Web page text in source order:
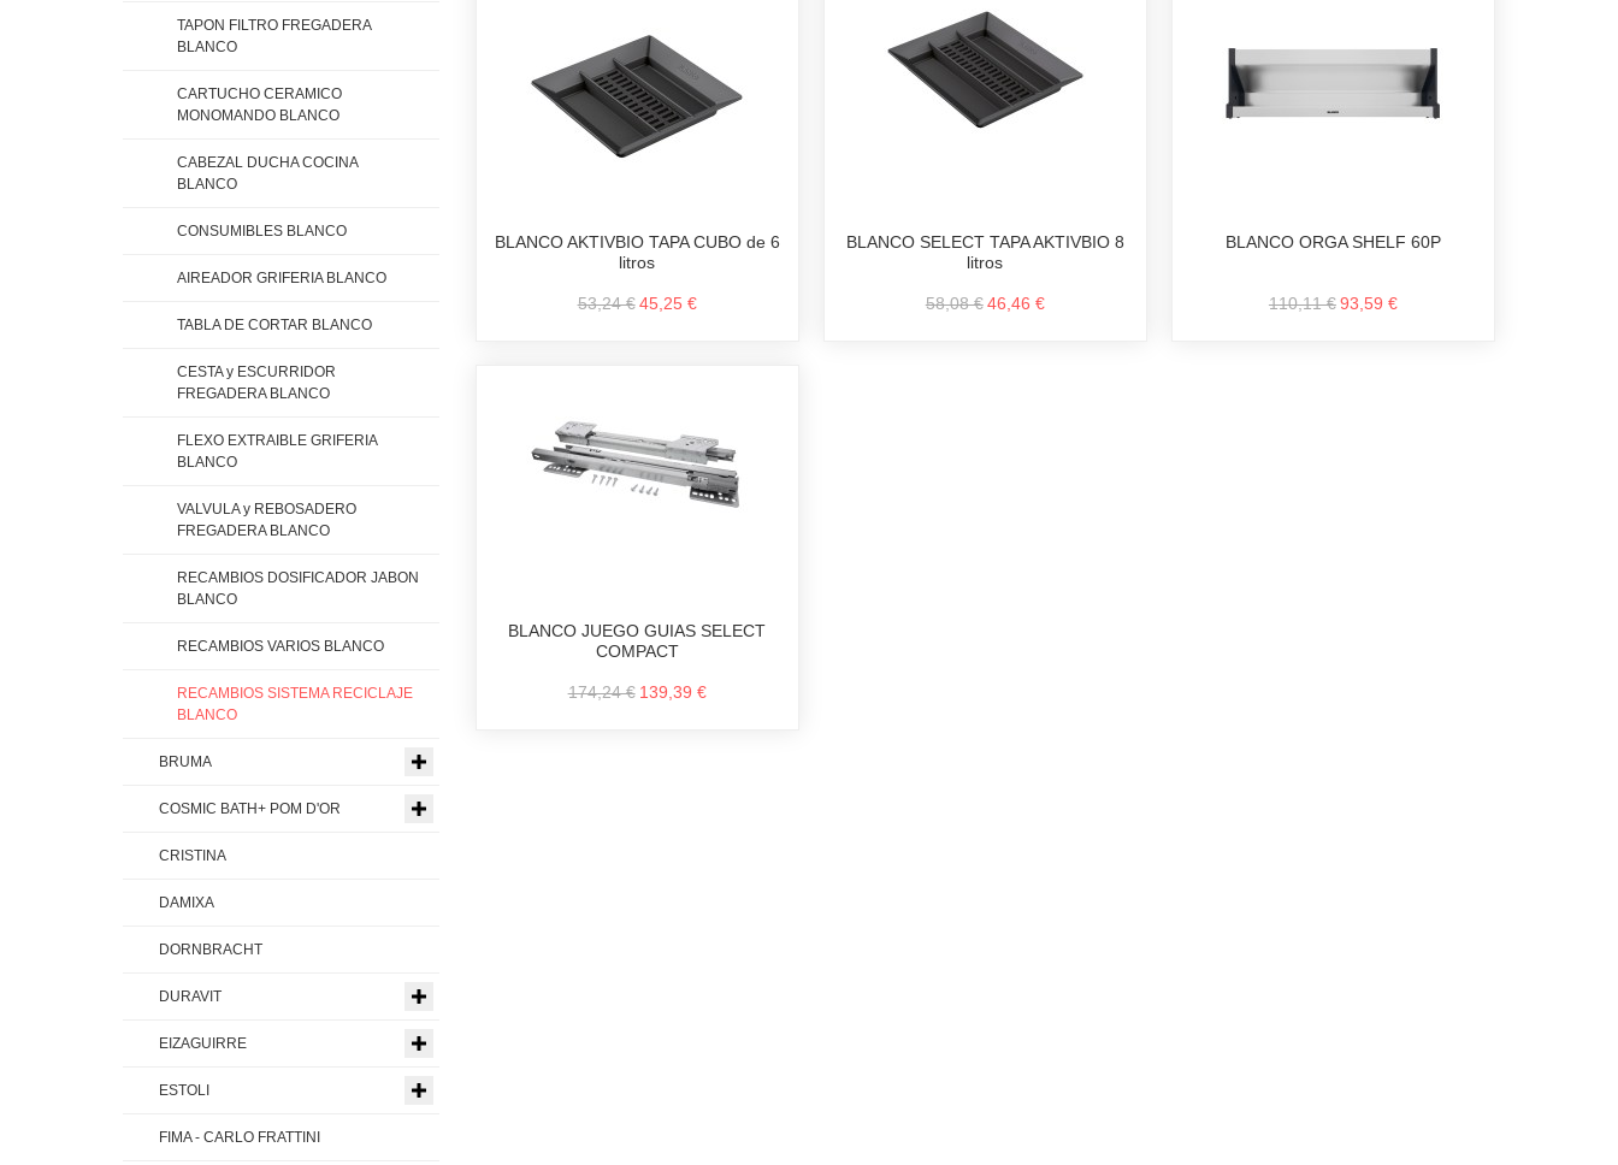
BLANCO AKTIVBIO TAPA CUBO de 6
litros
53,24 € 45,25 €
BLANCO SELECT TAPA AKTIVBIO 8
litros
58,08 € 46,46 €
BLANCO ORGA SHELF 60P
110,11 €93,59 €
BLANCO JUEGO GUIAS SELECT
COMPACT
174,24 € 139,39 €
TAPON FILTRO FREGADERA
BLANCO
CARTUCHO CERAMICO
MONOMANDO BLANCO
CABEZAL DUCHA COCINA
BLANCO
CONSUMIBLES BLANCO
AIREADOR GRIFERIA BLANCO
TABLA DE CORTAR BLANCO
CESTA y ESCURRIDOR
FREGADERA BLANCO
FLEXO EXTRAIBLE GRIFERIA
BLANCO
VALVULA y REBOSADERO
FREGADERA BLANCO
RECAMBIOS DOSIFICADOR JABON
BLANCO
RECAMBIOS VARIOS BLANCO
RECAMBIOS SISTEMA RECICLAJE
BLANCO
BRUMA
COSMIC BATH+ POM D'OR
CRISTINA
DAMIXA
DORNBRACHT
DURAVIT
EIZAGUIRRE
ESTOLI
FIMA - CARLO FRATTINI